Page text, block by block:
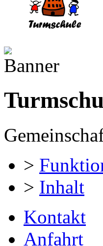
>
> Inhalt
Kontakt
Anfahrt